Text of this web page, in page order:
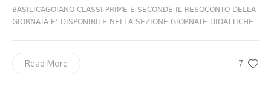
BASILICAGOIANO CLASSI PRIME E SECONDE IL RESOCONTO DELLA
GIORNATA E’ DISPONIBILE NELLA SEZIONE GIORNATE DIDATTICHE
7
Read More